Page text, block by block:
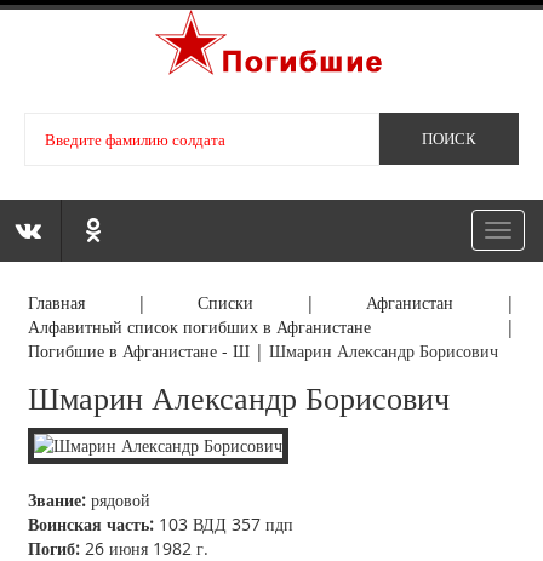
Главная |Списки | Афганистан |
Алфавитный список погибших в Афганистане |
Погибшие в Афганистане - Ш |Шмарин Александр Борисович
Шмарин Александр Борисович
Звание: рядовой
Воинская часть: 103 ВДД 357 пдп
Погиб: 26 июня 1982 г.